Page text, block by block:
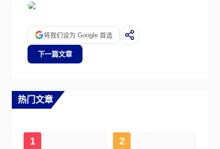
将我们设为 Google 首选
下一篇文章
热门文章
1 2